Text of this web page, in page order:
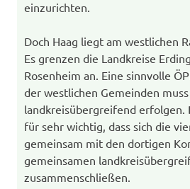
einzurichten.
Doch Haag liegt am westlichen
Es grenzen die Landkreise
Rosenheim an. Eine sinnvolle
der westlichen Gemeinden
landkreisübergreifend erfolgen.
für sehr wichtig, dass sich die
gemeinsam mit den dortigen
gemeinsamen
zusammenschließen.